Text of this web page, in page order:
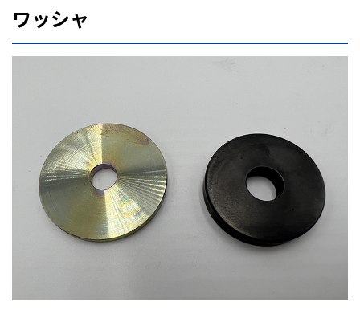
ワッシャ